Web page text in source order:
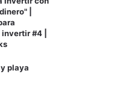
|
#4 |
playa